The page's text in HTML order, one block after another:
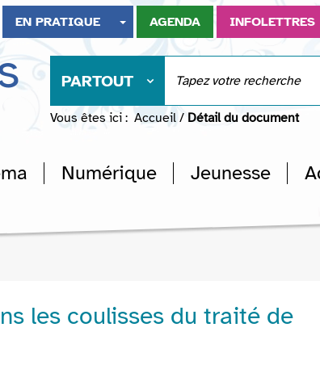
EN PRATIQUE AGENDA INFOLETTRES
PARTOUT
Vous êtes ici : Accueil / Détail du document
Numérique Jeunesse
les coulisses du traité de